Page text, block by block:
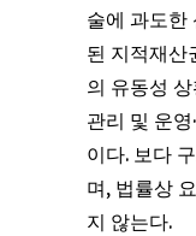
술에 과도한
된 지적재산
의 유동성
관리 및 운
이다. 보다
며, 법률상
지 않는다.